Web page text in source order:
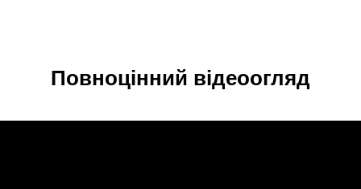
Повноцінний відеоогляд